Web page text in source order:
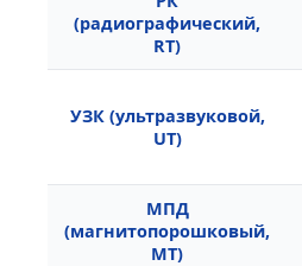
(радиографический,
RT)
УЗК (ультразвуковой,
UT)
МПД
(магнитопорошковый,
MT)